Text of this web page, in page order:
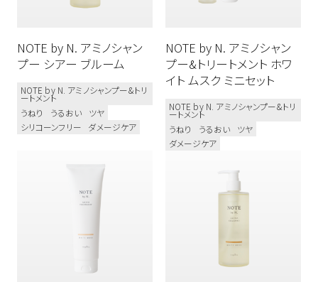
うねり ダメージ毛
ブリーチ毛
乾燥毛
多毛／硬毛 細毛／軟毛
使用感
グリース
ジェル
バーム
NOTE by N. アミノシャン
プー シアー ブルーム
NOTE by N. アミノシャンプー&トリ
ートメント
うねり
うるおい
ツヤ
シリコーンフリー
ダメージケア
NOTE by N. アミノシャン
プー&トリートメント ホワ
イト ムスク ミニセット
NOTE by N. アミノシャンプー&トリ
ートメント
うねり
うるおい
ツヤ
ダメージケア